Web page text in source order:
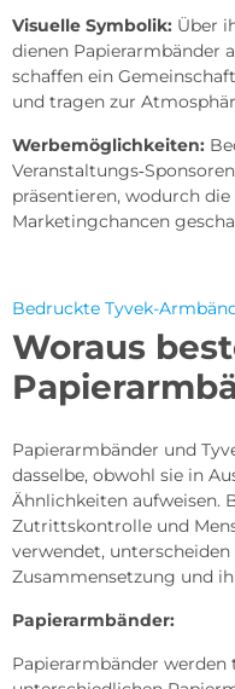
Visuelle Symbolik: Über
dienen Papierarmbänder
schaffen ein
und tragen zur
Werbemöglichkeiten:
präsentieren, wodurch
Marketingchancen
Bedruckte Tyvek-
Woraus
Papierarmbänder und
dasselbe, obwohl sie in
Ähnlichkeiten aufweisen.
Zutrittskontrolle und
verwendet,
Zusammensetzung und
Papierarmbänder:
Papierarmbänder werden